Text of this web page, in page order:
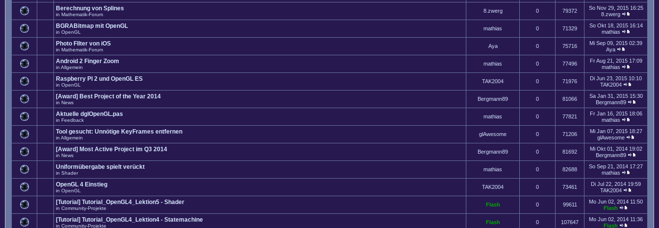
Berechnung von Splines
in Mathematik-Forum
8.zwerg 0 79372
So Nov 29, 2015 16:25
8.zwerg
BGRABitmap mit OpenGL
in OpenGL
mathias 0 71329
So Okt 18, 2015 16:14
mathias
Photo FIlter von iOS
in Mathematik-Forum
Aya 0 75716
Mi Sep 09, 2015 02:39
Aya
Android 2 Finger Zoom
in Allgemein
mathias 0 77496
Fr Aug 21, 2015 17:09
mathias
Raspberry PI 2 und OpenGL ES
in OpenGL
TAK2004 0 71976
Di Jun 23, 2015 10:10
TAK2004
[Award] Best Project of the Year 2014
in News
Bergmann89 0 81066
Sa Jan 31, 2015 15:30
Bergmann89
Aktuelle dglOpenGL.pas
in Feedback
mathias 0 77821
Fr Jan 16, 2015 18:06
mathias
Tool gesucht: Unnötige KeyFrames entfernen
in Allgemein
glAwesome 0 71206
Mi Jan 07, 2015 18:27
glAwesome
[Award] Most Active Project im Q3 2014
in News
Bergmann89 0 81692
Mi Okt 01, 2014 19:02
Bergmann89
Uniformübergabe spielt verückt
in Shader
mathias 0 82688
So Sep 21, 2014 17:27
mathias
OpenGL 4 Einstieg
in OpenGL
TAK2004 0 73461
Di Jul 22, 2014 19:59
TAK2004
[Tutorial] Tutorial_OpenGL4_Lektion5 - Shader
in Community-Projekte
Flash 0 99611
Mo Jun 02, 2014 11:50
Flash
[Tutorial] Tutorial_OpenGL4_Lektion4 - Statemachine
in Community-Projekte
Flash 0 107647
Mo Jun 02, 2014 11:36
Flash